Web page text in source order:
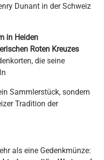
Dunant in der Schweiz
in Heiden
Roten Kreuzes
die seine
Sammlerstück, sondern
Tradition der
als eine Gedenkmünze: